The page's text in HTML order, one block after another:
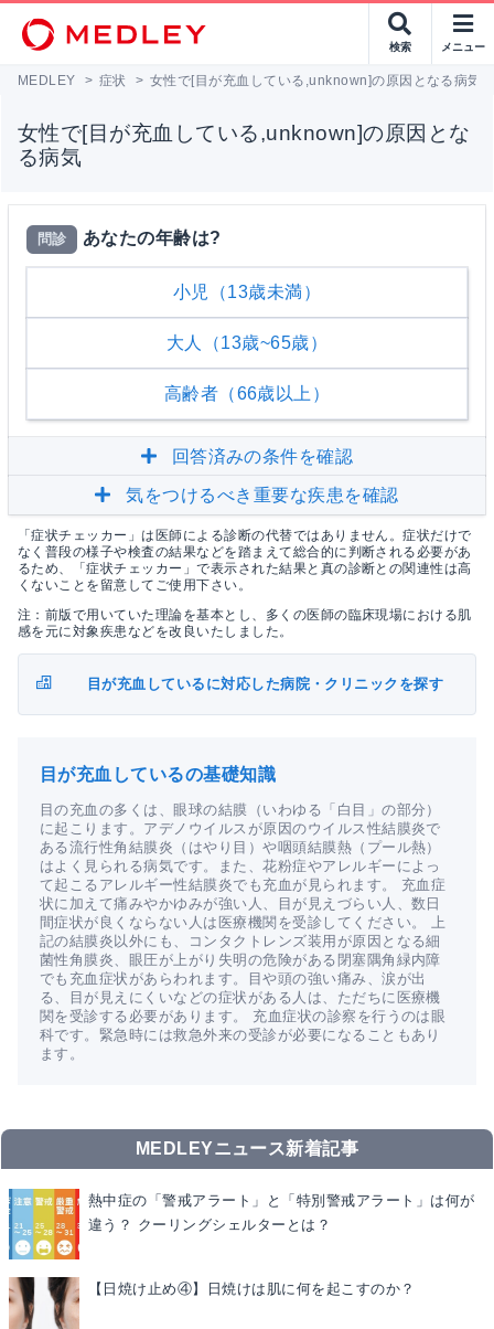
検索 メニュー
MEDLEY > 症状 > 女性で[目が充血している,unknown]の原因となる病気
女性で[目が充血している,unknown]の原因とな
る病気
問診 あなたの年齢は?
小児（13歳未満）
大人（13歳~65歳）
高齢者（66歳以上）
回答済みの条件を確認
気をつけるべき重要な疾患を確認
「症状チェッカー」は医師による診断の代替ではありません。症状だけで
なく普段の様子や検査の結果などを踏まえて総合的に判断される必要があ
るため、「症状チェッカー」で表示された結果と真の診断との関連性は高
くないことを留意してご使用下さい。
注：前版で用いていた理論を基本とし、多くの医師の臨床現場における肌
感を元に対象疾患などを改良いたしました。
目が充血しているに対応した病院・クリニックを探す
目が充血しているの基礎知識
目の充血の多くは、眼球の結膜（いわゆる「白目」の部分）
に起こります。アデノウイルスが原因のウイルス性結膜炎で
ある流行性角結膜炎（はやり目）や咽頭結膜熱（プール熱）
はよく見られる病気です。また、花粉症やアレルギーによっ
て起こるアレルギー性結膜炎でも充血が見られます。 充血症
状に加えて痛みやかゆみが強い人、目が見えづらい人、数日
間症状が良くならない人は医療機関を受診してください。 上
記の結膜炎以外にも、コンタクトレンズ装用が原因となる細
菌性角膜炎、眼圧が上がり失明の危険がある閉塞隅角緑内障
でも充血症状があらわれます。目や頭の強い痛み、涙が出
る、目が見えにくいなどの症状がある人は、ただちに医療機
関を受診する必要があります。 充血症状の診察を行うのは眼
科です。緊急時には救急外来の受診が必要になることもあり
ます。
MEDLEYニュース新着記事
熱中症の「警戒アラート」と「特別警戒アラート」は何が
違う？ クーリングシェルターとは？
【日焼け止め④】日焼けは肌に何を起こすのか？